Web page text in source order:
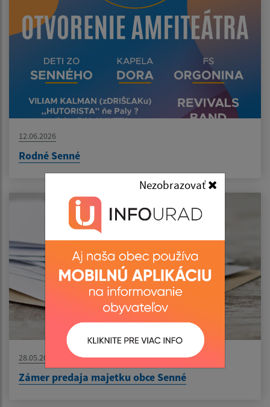
Nezobrazovať
12.06.2026
Rodné Senné
28.05.2026
Zámer predaja majetku obce Senné